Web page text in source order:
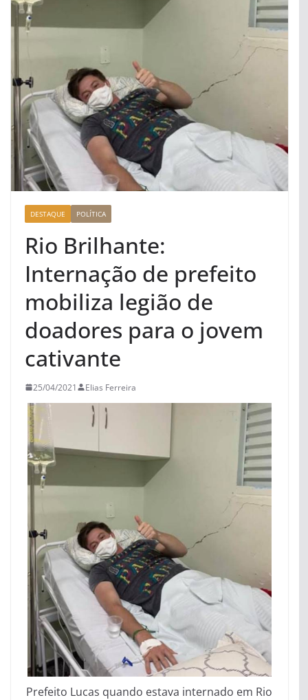
DESTAQUE POLÍTICA
Rio Brilhante:
Internação de prefeito
mobiliza legião de
doadores para o jovem
cativante
25/04/2021 Elias Ferreira
Prefeito Lucas quando estava internado em Rio